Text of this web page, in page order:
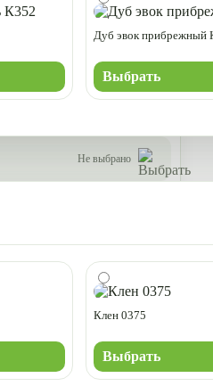
Дуб эвок прибрежный
Выбрать
Не выбрано
Клен 0375
Выбрать